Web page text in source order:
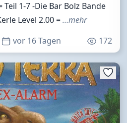
Teil 1-7 -Die Bar Bolz Bande
Level 2.00 =…mehr
vor 16 Tagen 172